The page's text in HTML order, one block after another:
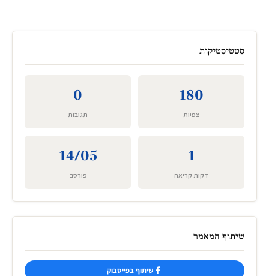
סטטיסטיקות
180
צפיות
0
תגובות
1
דקות קריאה
14/05
פורסם
שיתוף המאמר
שיתוף בפייסבוק